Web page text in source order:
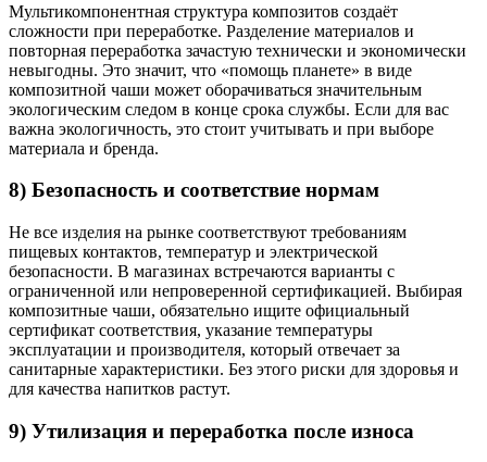
Мультикомпонентная структура композитов создаёт
сложности при переработке. Разделение материалов и
повторная переработка зачастую технически и экономически
невыгодны. Это значит, что «помощь планете» в виде
композитной чаши может оборачиваться значительным
экологическим следом в конце срока службы. Если для вас
важна экологичность, это стоит учитывать и при выборе
материала и бренда.
8) Безопасность и соответствие нормам
Не все изделия на рынке соответствуют требованиям
пищевых контактов, температур и электрической
безопасности. В магазинах встречаются варианты с
ограниченной или непроверенной сертификацией. Выбирая
композитные чаши, обязательно ищите официальный
сертификат соответствия, указание температуры
эксплуатации и производителя, который отвечает за
санитарные характеристики. Без этого риски для здоровья и
для качества напитков растут.
9) Утилизация и переработка после износа